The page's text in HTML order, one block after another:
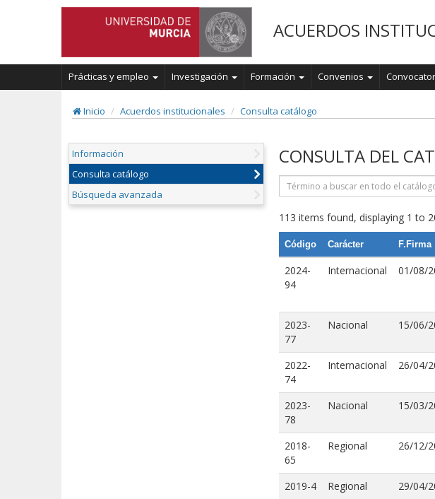
ACUERDOS
Prácticas y empleo Investigación Formación Convenios
Inicio Acuerdos institucionales Consulta catálogo
Información
Consulta catálogo
Búsqueda avanzada
CONSULTA DEL
113 items found, displaying 1 to
Código Carácter F.Firma
2024-
94
Internacional 01/08/
2023-
77
Nacional 15/06/
2022-
74
Internacional 26/04/
2023-
78
Nacional 15/03/
2018-
65
Regional 26/12/
2019-4 Regional 29/04/